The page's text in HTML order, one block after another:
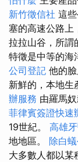
新竹徵信社 這
塞的高速公路上
拉拉山谷，所謂
特徵是中等的海
公司登記 他的
新鮮的，本地生
辦服務 由羅馬
菲律賓簽證快速
19世紀。 高雄
地地區。 除白
大多數人都以某